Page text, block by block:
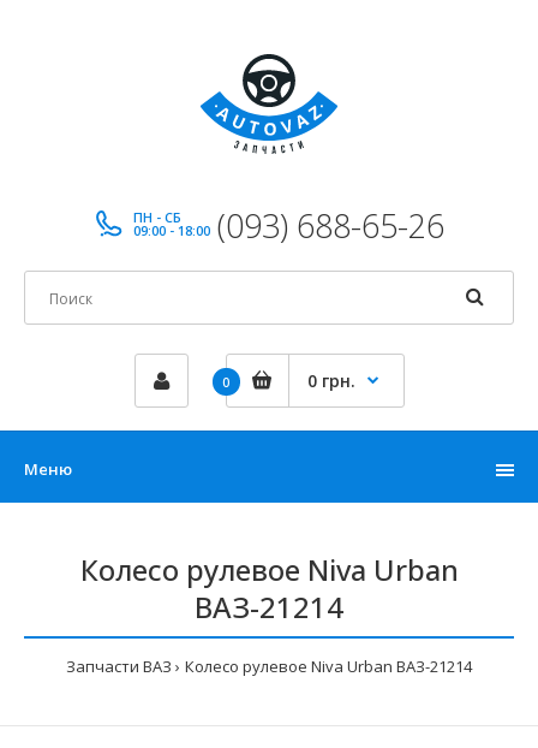
ПН - СБ
09:00 - 18:00 (093) 688-65-26
0 0 грн.
Меню
Колесо рулевое Niva Urban
ВАЗ-21214
Запчасти ВАЗ Колесо рулевое Niva Urban ВАЗ-21214